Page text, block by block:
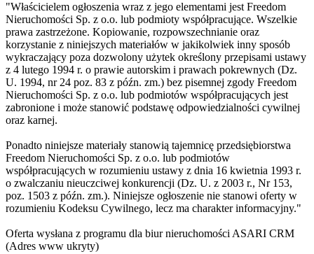
"Właścicielem ogłoszenia wraz z jego elementami jest Freedom
Nieruchomości Sp. z o.o. lub podmioty współpracujące. Wszelkie
prawa zastrzeżone. Kopiowanie, rozpowszechnianie oraz
korzystanie z niniejszych materiałów w jakikolwiek inny sposób
wykraczający poza dozwolony użytek określony przepisami ustawy
z 4 lutego 1994 r. o prawie autorskim i prawach pokrewnych (Dz.
U. 1994, nr 24 poz. 83 z późn. zm.) bez pisemnej zgody Freedom
Nieruchomości Sp. z o.o. lub podmiotów współpracujących jest
zabronione i może stanowić podstawę odpowiedzialności cywilnej
oraz karnej.
Ponadto niniejsze materiały stanowią tajemnicę przedsiębiorstwa
Freedom Nieruchomości Sp. z o.o. lub podmiotów
współpracujących w rozumieniu ustawy z dnia 16 kwietnia 1993 r.
o zwalczaniu nieuczciwej konkurencji (Dz. U. z 2003 r., Nr 153,
poz. 1503 z późn. zm.). Niniejsze ogłoszenie nie stanowi oferty w
rozumieniu Kodeksu Cywilnego, lecz ma charakter informacyjny."
Oferta wysłana z programu dla biur nieruchomości ASARI CRM
(Adres www ukryty)